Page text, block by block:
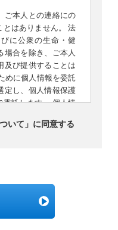
ご本人との連絡にの
とはありません。 法
に公衆の生命・健
場合を除き、ご本人
及び提供することは
めに個人情報を委託
定し、個人情報保護
委託します。 個人情
さい。 個人情報の提
いて」に同意する